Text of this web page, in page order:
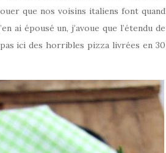
que nos voisins italiens font quand
ai épousé un, j’avoue que l’étendu de
ici des horribles pizza livrées en 30